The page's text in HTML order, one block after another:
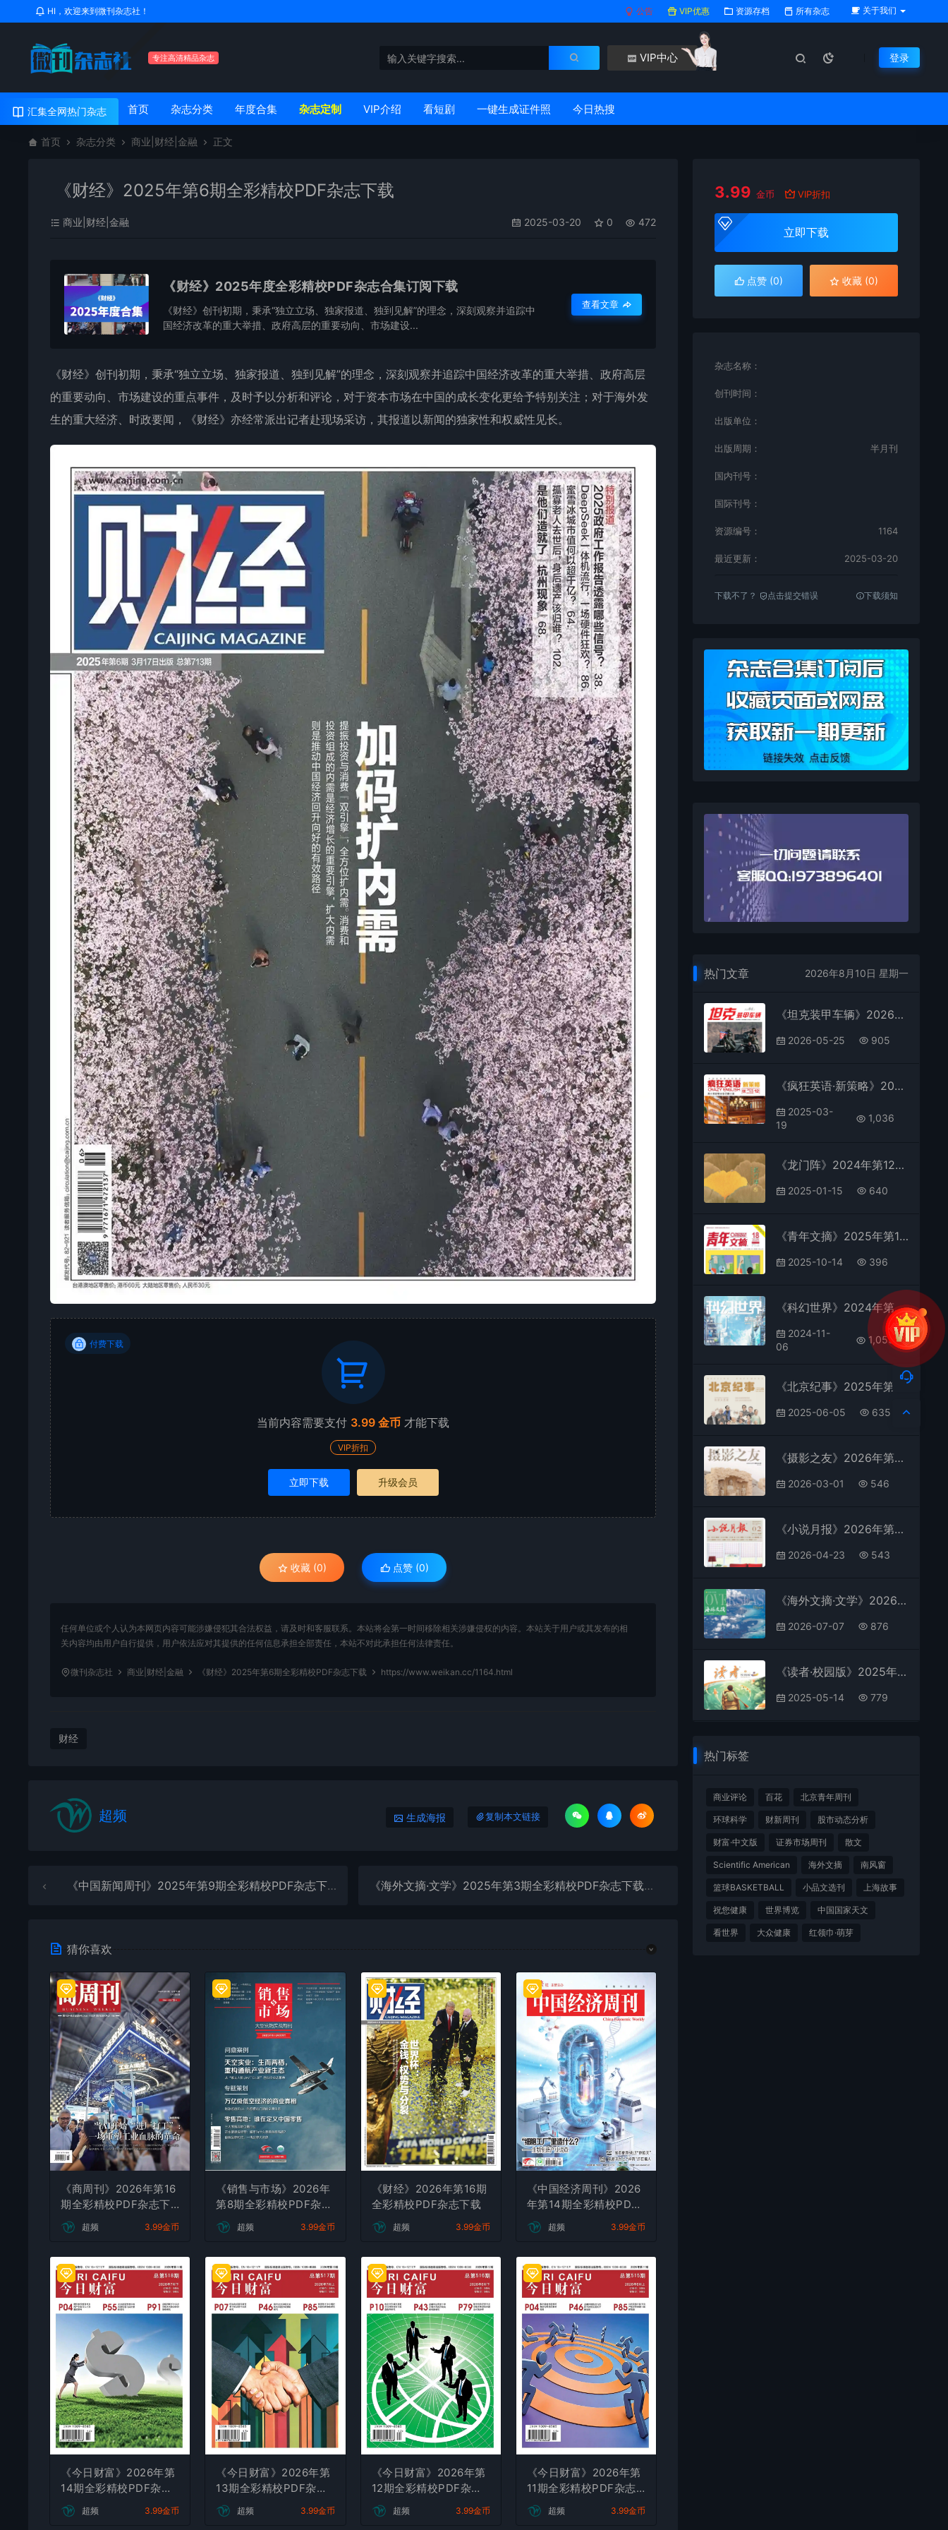
HI，欢迎来到微刊杂志社！ 公告 VIP优惠 资源存档 所有杂志 关于我们
专注高清精品杂志 VIP中心 登录
汇集全网热门杂志 首页 杂志分类 年度合集 杂志定制 VIP介绍 看短剧 一键生成证件照 今日热搜
首页 杂志分类 商业|财经|金融 正文
《财经》2025年第6期全彩精校PDF杂志下载
商业|财经|金融 2025-03-20 0 472
《财经》2025年度全彩精校PDF杂志合集订阅下载
《财经》创刊初期，秉承“独立立场、独家报道、独到见解”的理念，深刻观察并追踪中
国经济改革的重大举措、政府高层的重要动向、市场建设...
查看文章
《财经》创刊初期，秉承“独立立场、独家报道、独到见解”的理念，深刻观察并追踪中国经济改革的重大举措、政府高层
的重要动向、市场建设的重点事件，及时予以分析和评论，对于资本市场在中国的成长变化更给予特别关注；对于海外发
生的重大经济、时政要闻，《财经》亦经常派出记者赴现场采访，其报道以新闻的独家性和权威性见长。
付费下载
当前内容需要支付 3.99 金币 才能下载
VIP折扣
立即下载 升级会员
收藏 (0) 点赞 (0)
任何单位或个人认为本网页内容可能涉嫌侵犯其合法权益，请及时和客服联系。本站将会第一时间移除相关涉嫌侵权的内容。本站关于用户或其发布的相
关内容均由用户自行提供，用户依法应对其提供的任何信息承担全部责任，本站不对此承担任何法律责任。
微刊杂志社 商业|财经|金融 《财经》2025年第6期全彩精校PDF杂志下载 https://www.weikan.cc/1164.html
财经
超频 生成海报 复制本文链接
《中国新闻周刊》2025年第9期全彩精校PDF杂志下载 《海外文摘·文学》2025年第3期全彩精校PDF杂志下载
猜你喜欢
《商周刊》2026年第16
期全彩精校PDF杂志下
载
超频 3.99金币
《销售与市场》2026年
第8期全彩精校PDF杂志
下载
超频 3.99金币
《财经》2026年第16期
全彩精校PDF杂志下载
超频 3.99金币
《中国经济周刊》2026
年第14期全彩精校PDF
杂志下载
超频 3.99金币
《今日财富》2026年第
14期全彩精校PDF杂志
下载
超频 3.99金币
《今日财富》2026年第
13期全彩精校PDF杂志
下载
超频 3.99金币
《今日财富》2026年第
12期全彩精校PDF杂志
下载
超频 3.99金币
《今日财富》2026年第
11期全彩精校PDF杂志
下载
超频 3.99金币
3.99 金币 VIP折扣
立即下载
点赞 (0) 收藏 (0)
杂志名称：
创刊时间：
出版单位：
出版周期： 半月刊
国内刊号：
国际刊号：
资源编号： 1164
最近更新： 2025-03-20
下载不了？ 点击提交错误 下载须知
热门文章 2026年8月10日 星期一
《坦克装甲车辆》2026年第7期全彩精校PDF杂志下载
2026-05-25 905
《疯狂英语·新策略》2024年第12期全彩精校PDF杂志下载
2025-03-
19
1,036
《龙门阵》2024年第12期全彩精校PDF杂志下载
2025-01-15 640
《青年文摘》2025年第18期全彩精校PDF杂志下载
2025-10-14 396
《科幻世界》2024年第8期全彩精校PDF杂志下载
2024-11-
06
1,055
2025-06-05 635
《摄影之友》2026年第2期全彩精校PDF杂志下载
2026-03-01 546
《小说月报》2026年第2期全彩精校PDF杂志下载
2026-04-23 543
《海外文摘·文学》2026年第5期全彩精校PDF杂志下载
2026-07-07 876
《读者·校园版》2025年第6期全彩精校PDF杂志下载
2025-05-14 779
热门标签
商业评论 百花 北京青年周刊
环球科学 财新周刊 股市动态分析
财富·中文版 证券市场周刊 散文
Scientific American 海外文摘 南风窗
篮球BASKETBALL 小品文选刊 上海故事
祝您健康 世界博览 中国国家天文
看世界 大众健康 红领巾·萌芽